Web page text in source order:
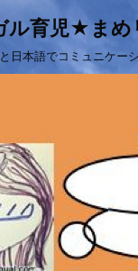
ル育児★まめ
日本語でコミュニケー